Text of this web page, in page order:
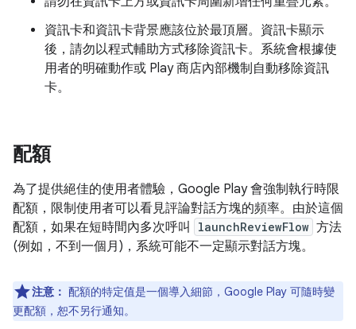
資訊卡和資訊卡背景應該位於最頂層。資訊卡顯示
後，請勿以程式輔助方式移除資訊卡。系統會根據使
用者的明確動作或 Play 商店內部機制自動移除資訊
卡。
配額
為了提供絕佳的使用者體驗，Google Play 會強制執行時限
配額，限制使用者可以看見評論對話方塊的頻率。由於這個
配額，如果在短時間內多次呼叫
launchReviewFlow 方法
(例如，不到一個月)，系統可能不一定顯示對話方塊。
注意： 配額的特定值是一個導入細節，Google Play 可隨時變
更配額，恕不另行通知。